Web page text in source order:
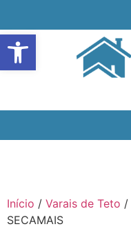
Open toolbar
Início / Varais de Teto /
SECAMAIS